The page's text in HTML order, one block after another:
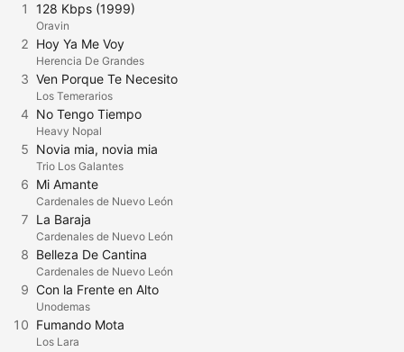
1 128 Kbps (1999)
Oravin
2 Hoy Ya Me Voy
Herencia De Grandes
3 Ven Porque Te Necesito
Los Temerarios
4 No Tengo Tiempo
Heavy Nopal
5 Novia mia, novia mia
Trio Los Galantes
6 Mi Amante
Cardenales de Nuevo León
7 La Baraja
Cardenales de Nuevo León
8 Belleza De Cantina
Cardenales de Nuevo León
9 Con la Frente en Alto
Unodemas
10 Fumando Mota
Los Lara